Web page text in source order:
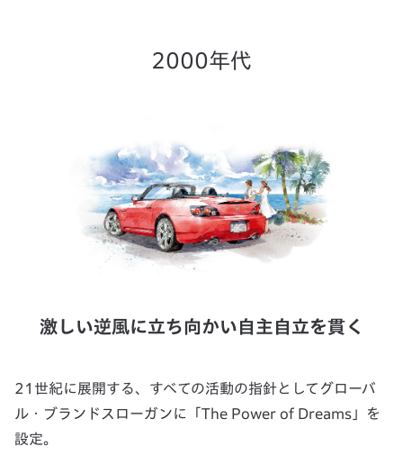
2000年代
激しい逆風に立ち向かい自主自立を貫く
21世紀に展開する、すべての活動の指針としてグローバ
ル・ブランドスローガンに「The Power of Dreams」を
設定。